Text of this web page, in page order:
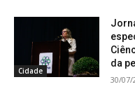
Cidade
da
30/07/